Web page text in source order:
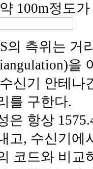
100m정도
의 측위는 거
을
신기 안테나
를 구한다.
은 항상
고, 수신기에
코드와 비교